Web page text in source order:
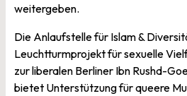
weitergeben.
Die Anlaufstelle für Islam &
Leuchtturmprojekt für sexuelle
zur liberalen Berliner Ibn Rushd-
bietet Unterstützung für queere